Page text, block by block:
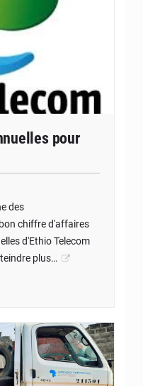
pour
des
chiffre d'affaires
d'Ethio Telecom
plus…